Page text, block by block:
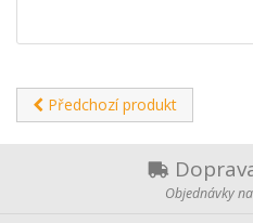
Předchozí produkt
Objednávky